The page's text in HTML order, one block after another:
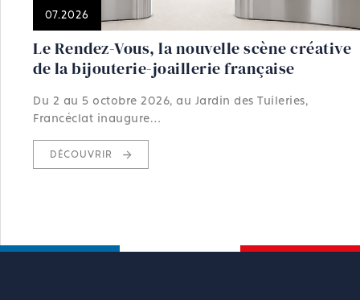
07.2026
Le Rendez-Vous, la nouvelle scène créative
de la bijouterie-joaillerie française
Du 2 au 5 octobre 2026, au Jardin des Tuileries,
Francéclat inaugure…
DÉCOUVRIR